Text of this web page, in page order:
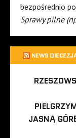
bezpośrednio
Sprawy pilne
NEWS
JASNĄ